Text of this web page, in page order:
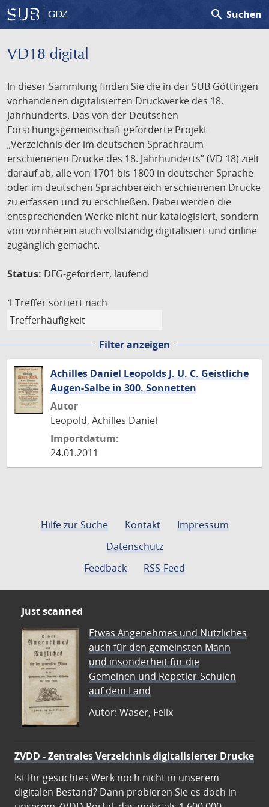
GDZ search Suchen
VD18 digital
In dieser Sammlung finden Sie die in der SUB Göttingen
vorhandenen digitalisierten Druckwerke des 18.
Jahrhunderts. Das von der Deutschen
Forschungsgemeinschaft geförderte Projekt
„Verzeichnis der im deutschen Sprachraum
erschienenen Drucke des 18. Jahrhunderts” (VD 18) zielt
darauf ab, alle von 1701 bis 1800 in deutscher Sprache
oder im deutschen Sprachbereich erschienenen Drucke
zu erfassen und zu erschließen. Dabei werden die
entsprechenden Werke nicht nur katalogisiert, sondern
von vornherein auch vollständig digitalisiert und online
zugänglich gemacht.
Status: DFG-gefördert, laufend
1 Treffer sortiert nach
Filter anzeigen
Achilles Daniel Leopolds J. U. C. Geistliche
Augen-Salbe in 300. Sonnetten
Autor
Leopold, Achilles Daniel
Importdatum:
24.01.2011
Hilfe zur Suche Kontakt
Impressum
Datenschutz
Feedback
RSS-Feed
Just scanned
Etwas Angenehmes und Nützliches
auch für den gemeinsten Mann
und insonderheit für die
Gemeinen und Repetier-Schulen
auf dem Land
Autor: Waser, Felix
ZVDD - Zentrales Verzeichnis digitalisierter Drucke
Ist Ihr gesuchtes Werk noch nicht in unserem
digitalen Bestand? Dann probieren Sie es doch in